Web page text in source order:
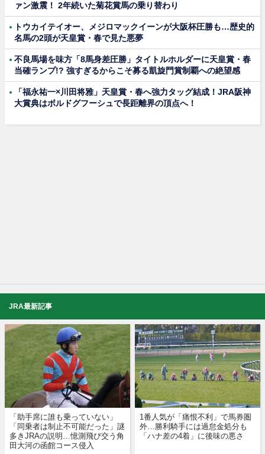
ァン激震！ 2年続いた菊花賞馬の乗り替わり
トウカイテイオー、メジロマックイーンが大阪杯圧勝も…歴史的
名馬の2頭が天皇賞・春で見た悪夢
不良馬場を味方「8馬身差圧勝」タイトルホルダーに天皇賞・春
当確ランプ!? 強すぎるからこそ募る凱旋門賞制覇への絶望感
「福永祐一×川田将雅」天皇賞・春へ強力タッグ結成！JRA阪神
大賞典はボルドグフーシュで長距離界の頂点へ！
JRA最新記事
「助手席に誰も乗っていない」
「同乗者は制止不可能だった」謎
多きJRAの説明…憶測飛び交う角
田大河の函館コース侵入
1番人気が「痛恨不利」で馬券圏
外…勝利騎手には過怠金処分も
「ハナ差の4着」に後味の悪さ